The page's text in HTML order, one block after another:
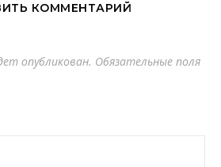
КОММЕНТАРИЙ
опубликован. Обязательные поля